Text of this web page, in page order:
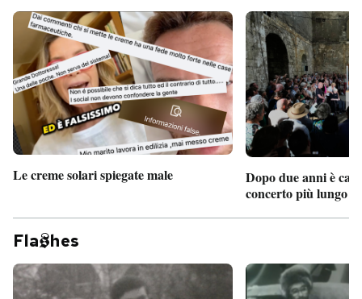
Le creme solari spiegate male
Dopo due anni è
concerto più lungo
Fla hes